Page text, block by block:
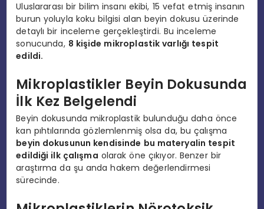
Uluslararası bir bilim insanı ekibi, 15 vefat etmiş insanın
burun yoluyla koku bilgisi alan beyin dokusu üzerinde
detaylı bir inceleme gerçekleştirdi. Bu inceleme
sonucunda, 8 kişide mikroplastik varlığı tespit
edildi.
Mikroplastikler Beyin Dokusunda
İlk Kez Belgelendi
Beyin dokusunda mikroplastik bulunduğu daha önce
kan pıhtılarında gözlemlenmiş olsa da, bu çalışma
beyin dokusunun kendisinde bu materyalin tespit
edildiği ilk çalışma olarak öne çıkıyor. Benzer bir
araştırma da şu anda hakem değerlendirmesi
sürecinde.